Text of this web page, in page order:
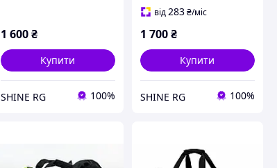
1 600 ₴
Купити
SHINE RG 100%
від283₴/міс
1 700₴
Купити
SHINE RG 100%